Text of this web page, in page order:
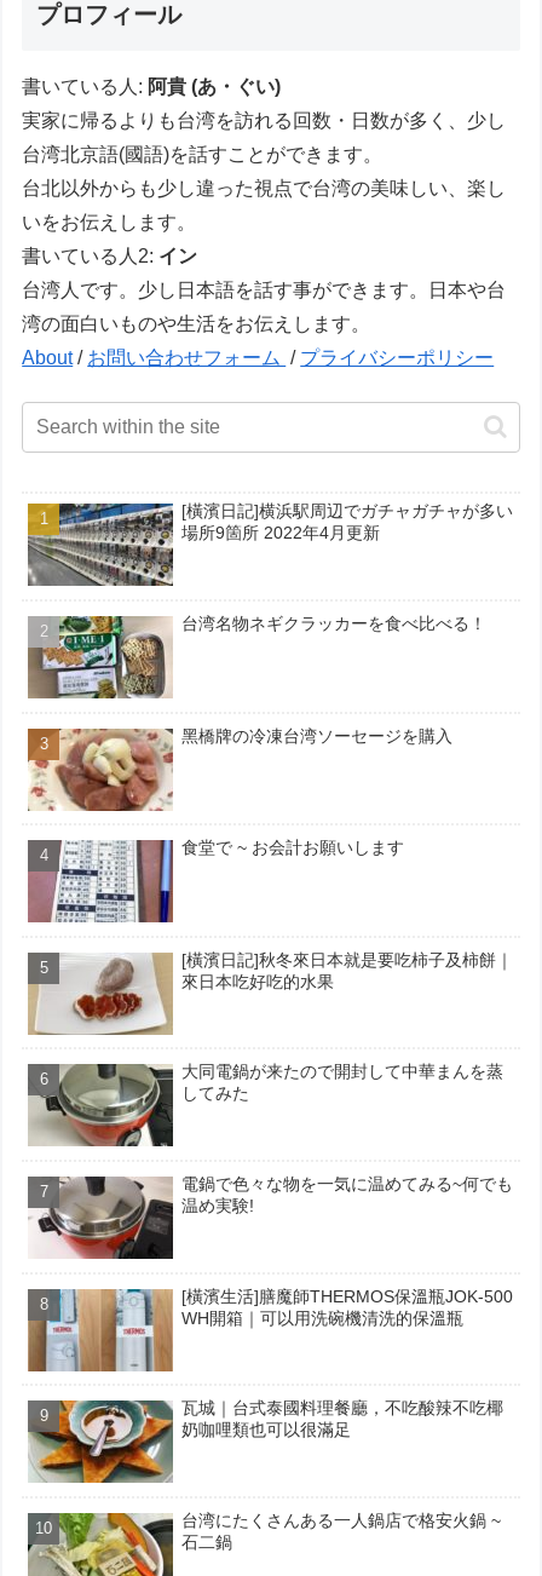
プロフィール
書いている人: 阿貴 (あ・ぐい)
実家に帰るよりも台湾を訪れる回数・日数が多く、少し
台湾北京語(國語)を話すことができます。
台北以外からも少し違った視点で台湾の美味しい、楽し
いをお伝えします。
書いている人2: イン
台湾人です。少し日本語を話す事ができます。日本や台
湾の面白いものや生活をお伝えします。
About/ お問い合わせフォーム / プライバシーポリシー
[橫濱日記]横浜駅周辺でガチャガチャが多い
場所9箇所 2022年4月更新
台湾名物ネギクラッカーを食べ比べる！
黑橋牌の冷凍台湾ソーセージを購入
食堂で ~ お会計お願いします
[橫濱日記]秋冬來日本就是要吃柿子及柿餅｜
來日本吃好吃的水果
大同電鍋が来たので開封して中華まんを蒸
してみた
電鍋で色々な物を一気に温めてみる~何でも
温め実験!
[橫濱生活]膳魔師THERMOS保溫瓶JOK-500
WH開箱｜可以用洗碗機清洗的保溫瓶
瓦城｜台式泰國料理餐廳，不吃酸辣不吃椰
奶咖哩類也可以很滿足
台湾にたくさんある一人鍋店で格安火鍋 ~
石二鍋